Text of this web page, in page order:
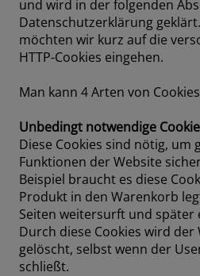
und wird in der folgenden
Datenschutzerklärung
möchten wir kurz auf die
HTTP-Cookies eingehen.
Man kann 4 Arten von
Unbedingt notwendige
Diese Cookies sind nötig, um
Funktionen der Website
Beispiel braucht es diese
Produkt in den Warenkorb
Seiten weitersurft und später
Durch diese Cookies wird
gelöscht, selbst wenn der
schließt.